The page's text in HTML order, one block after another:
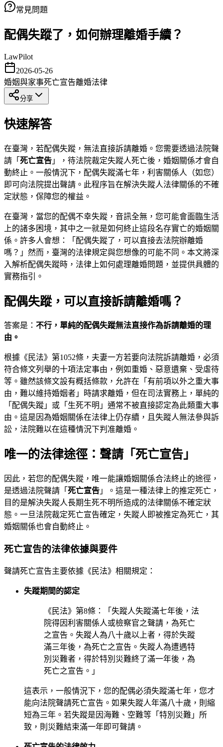
常見問題
配偶失蹤了，如何辦理離婚手續？
LawPilot
2026-05-26
婚姻與家事死亡宣告離婚法律
分享
快速解答
在臺灣，若配偶失蹤，無法直接訴請離婚。您需要透過法院聲
請「 死亡宣告 」，待法院裁定失蹤人死亡後，婚姻關係才會自
動終止。一般情況下，配偶失蹤滿七年，利害關係人（如您）
即可向法院提出聲請。此程序旨在解決失蹤人法律關係的不確
定狀態，保障您的權益。
在臺灣，當您的配偶不幸失蹤，音訊全無，您可能會面臨生活
上的諸多困境，其中之一就是如何終止這段名存實亡的婚姻關
係。許多人會想：「配偶失蹤了，可以直接去法院辦離婚
嗎？」然而，臺灣的法律規定與您想像的可能不同。本文將深
入解析配偶失蹤時，法律上如何處理離婚問題，並提供具體的
實務指引。
配偶失蹤，可以直接訴請離婚嗎？
答案是： 不行，單純的配偶失蹤無法直接作為訴請離婚的理
由。
根據《民法》第1052條，夫妻一方若要向法院訴請離婚，必須
符合條文列舉的十項法定事由，例如重婚、惡意遺棄、受虐待
等。雖然該條文設有概括條款，允許在「有前項以外之重大事
由，難以維持婚姻者」時請求離婚，但在司法實務上，單純的
「配偶失蹤」或「生死不明」通常不被直接認定為此類重大事
由。這是因為婚姻關係在法律上仍存續，且失蹤人無法參與訴
訟，法院難以在這種情況下判准離婚。
唯一的法律途徑：聲請「死亡宣告」
因此，若您的配偶失蹤，唯一能讓婚姻關係合法終止的途徑，
是透過法院聲請「 死亡宣告 」。這是一種法律上的推定死亡，
目的是解決失蹤人長期生死不明所造成的法律關係不確定狀
態。一旦法院裁定死亡宣告確定，失蹤人即被推定為死亡，其
婚姻關係也會自動終止。
死亡宣告的法律依據與要件
聲請死亡宣告主要依據《民法》相關規定：
失蹤期間的認定
《民法》第8條：「失蹤人失蹤滿七年後，法
院得因利害關係人或檢察官之聲請，為死亡
之宣告。失蹤人為八十歲以上者，得於失蹤
滿三年後，為死亡之宣告。失蹤人為遭遇特
別災難者，得於特別災難終了滿一年後，為
死亡之宣告。」
這表示，一般情況下，您的配偶必須失蹤滿七年，您才
能向法院聲請死亡宣告。如果失蹤人年滿八十歲，則縮
短為三年。若失蹤是因海難、空難等「特別災難」所
致，則災難結束滿一年即可聲請。